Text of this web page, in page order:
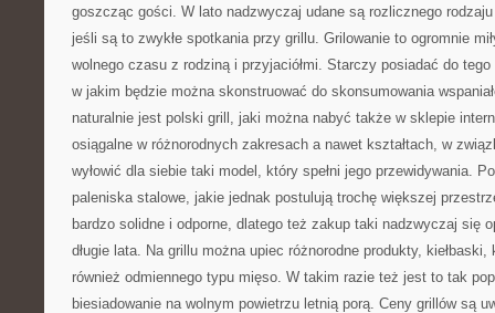
goszcząc gości. W lato nadzwyczaj udane są rozlicznego
jeśli są to zwykłe spotkania przy grillu. Grilowanie to ogromnie
wolnego czasu z rodziną i przyjaciółmi. Starczy posiadać do
w jakim będzie można skonstruować do skonsumowania
naturalnie jest polski grill, jaki można nabyć także w sklepie
osiągalne w różnorodnych zakresach a nawet kształtach, w
wyłowić dla siebie taki model, który spełni jego przewidywania.
paleniska stalowe, jakie jednak postulują trochę większej
bardzo solidne i odporne, dlatego też zakup taki nadzwyczaj się
długie lata. Na grillu można upiec różnorodne produkty,
również odmiennego typu mięso. W takim razie też jest to tak
biesiadowanie na wolnym powietrzu letnią porą. Ceny grillów są